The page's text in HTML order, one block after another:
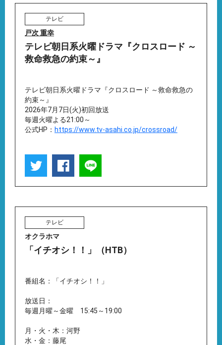
テレビ
戸次 重幸
テレビ朝日系火曜ドラマ『クロスロード ～
救命救急の約束～』
テレビ朝日系火曜ドラマ『クロスロード ～救命救急の
約束～』
2026年7月7日(火)初回放送
毎週火曜よる21:00～
公式HP： https://www.tv-asahi.co.jp/crossroad/
テレビ
オクラホマ
「イチオシ！！」（HTB）
番組名：「イチオシ！！」
放送日：
毎週月曜～金曜 15:45～19:00
月・火・木：河野
水・金：藤尾